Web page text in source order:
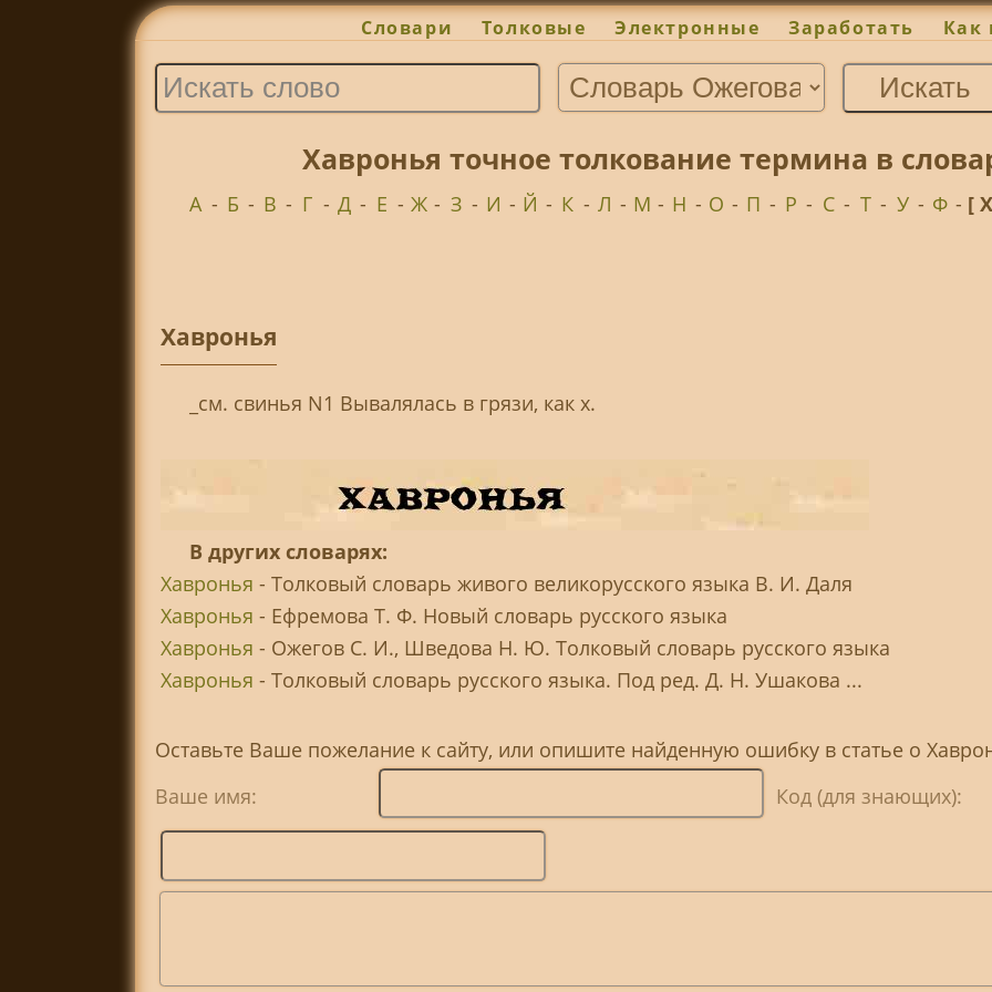
Словари Толковые Электронные Заработать Как
Хавронья точное толкование термина в
А - Б - В - Г - Д - Е - Ж - З - И - Й - К - Л - М - Н - О - П - Р - С - Т - У - Ф - [
Хавронья
_см. свинья N1 Вывалялась в грязи, как х.
В других словарях:
Хавронья - Толковый словарь живого великорусского языка В. И. Даля
Хавронья - Ефремова Т. Ф. Новый словарь русского языка
Хавронья - Ожегов С. И., Шведова Н. Ю. Толковый словарь русского языка
Хавронья - Толковый словарь русского языка. Под ред. Д. Н. Ушакова ...
Оставьте Ваше пожелание к сайту, или опишите найденную ошибку в статье о
Ваше имя:
Код (для знающих):